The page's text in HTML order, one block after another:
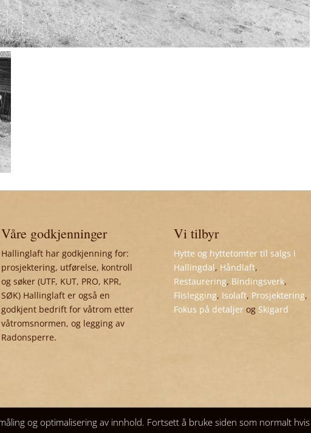
Våre godkjenninger
Hallinglaft har godkjenning for:
prosjektering, utførelse, kontroll
og søker (UTF, KUT, PRO, KPR,
SØK) Hallinglaft er også en
godkjent bedrift for våtrom etter
våtromsnormen, og legging av
Radonsperre.
Vi tilbyr
Hytte og hyttetomter til salgs i
Hallingdal, Håndlaft,
Restaurering, Bindingsverk,
Flislegging, Isolaft, Prosjektering,
Fokus på detaljerog Skigard
og optimalisering av innhold. Fortsett å bruke siden som normalt